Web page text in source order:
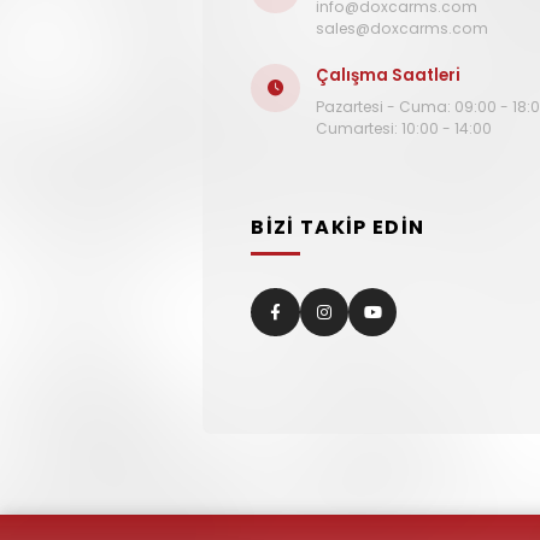
info@doxcarms.com
sales@doxcarms.com
Çalışma Saatleri
Pazartesi - Cuma: 09:00 -
Cumartesi: 10:00 - 14:00
BİZİ TAKİP EDİN